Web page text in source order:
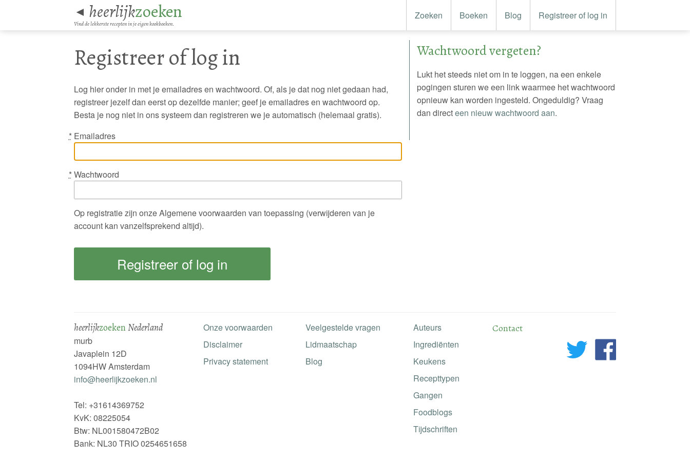
◄ heerlijkzoeken
Vind de lekkerste recepten in je eigen kookboeken.
Zoeken Boeken Blog Registreer of log in
Registreer of log in
Log hier onder in met je emailadres en wachtwoord. Of, als je dat nog niet gedaan had,
registreer jezelf dan eerst op dezelfde manier; geef je emailadres en wachtwoord op.
Besta je nog niet in ons systeem dan registreren we je automatisch (helemaal gratis).
* Emailadres
*Wachtwoord
If you
human,
ignore
field
Op registratie zijn onze Algemene voorwaarden van toepassing (verwijderen van je
account kan vanzelfsprekend altijd).
Wachtwoord vergeten?
Lukt het steeds niet om in te loggen, na een enkele
pogingen sturen we een link waarmee het wachtwoord
opnieuw kan worden ingesteld. Ongeduldig? Vraag
dan directeen nieuw wachtwoord aan.
heerlijkzoekenNederland
murb
Javaplein 12D
1094HW Amsterdam
info@heerlijkzoeken.nl
Tel: +31614369752
KvK: 08225054
Btw: NL001580472B02
Bank: NL30 TRIO 0254651658
Onze voorwaarden
Disclaimer
Privacy statement
Veelgestelde vragen
Lidmaatschap
Blog
Auteurs
Ingrediënten
Keukens
Recepttypen
Gangen
Foodblogs
Tijdschriften
Contact